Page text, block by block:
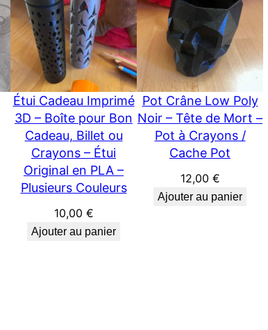
Étui Cadeau Imprimé
3D – Boîte pour Bon
Cadeau, Billet ou
Crayons – Étui
Original en PLA –
Plusieurs Couleurs
10,00 €
Ajouter au panier
Pot Crâne Low Poly
Noir – Tête de Mort –
Pot à Crayons /
Cache Pot
12,00 €
Ajouter au panier